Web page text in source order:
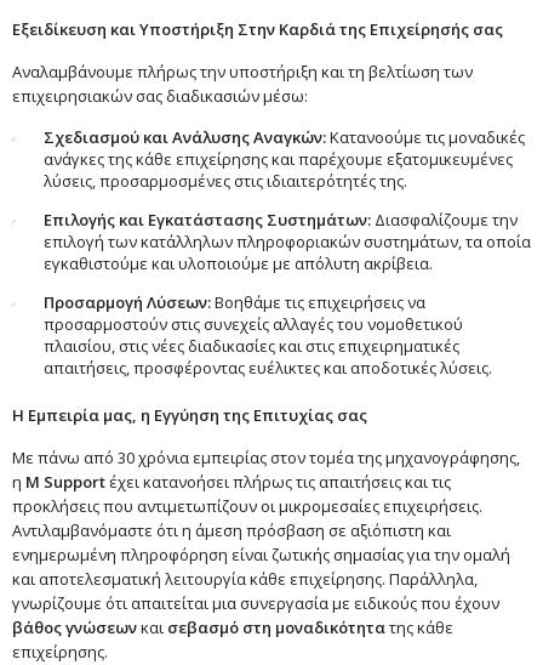
Εξειδίκευση και Υποστήριξη Στην Καρδιά της Επιχείρησής σας
Αναλαμβάνουμε πλήρως την υποστήριξη και τη βελτίωση των
επιχειρησιακών σας διαδικασιών μέσω:
Σχεδιασμού και Ανάλυσης Αναγκών:Κατανοούμε τις μοναδικές
ανάγκες της κάθε επιχείρησης και παρέχουμε εξατομικευμένες
λύσεις, προσαρμοσμένες στις ιδιαιτερότητές της.
Επιλογής και Εγκατάστασης Συστημάτων:Διασφαλίζουμε την
επιλογή των κατάλληλων πληροφοριακών συστημάτων, τα οποία
εγκαθιστούμε και υλοποιούμε με απόλυτη ακρίβεια.
Προσαρμογή Λύσεων:Βοηθάμε τις επιχειρήσεις να
προσαρμοστούν στις συνεχείς αλλαγές του νομοθετικού
πλαισίου, στις νέες διαδικασίες και στις επιχειρηματικές
απαιτήσεις, προσφέροντας ευέλικτες και αποδοτικές λύσεις.
Η Εμπειρία μας, η Εγγύηση της Επιτυχίας σας
Με πάνω από 30 χρόνια εμπειρίας στον τομέα της μηχανογράφησης,
η M Supportέχει κατανοήσει πλήρως τις απαιτήσεις και τις
προκλήσεις που αντιμετωπίζουν οι μικρομεσαίες επιχειρήσεις.
Αντιλαμβανόμαστε ότι η άμεση πρόσβαση σε αξιόπιστη και
ενημερωμένη πληροφόρηση είναι ζωτικής σημασίας για την ομαλή
και αποτελεσματική λειτουργία κάθε επιχείρησης. Παράλληλα,
γνωρίζουμε ότι απαιτείται μια συνεργασία με ειδικούς που έχουν
βάθος γνώσεωνκαι σεβασμό στη μοναδικότητατης κάθε
επιχείρησης.